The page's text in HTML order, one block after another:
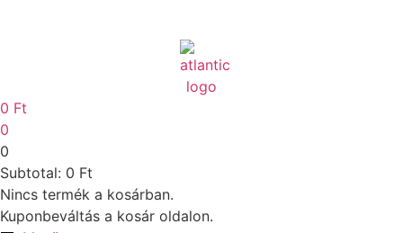
0 Ft
0
0
Subtotal: 0 Ft
Nincs termék a kosárban.
Kuponbeváltás a kosár oldalon.